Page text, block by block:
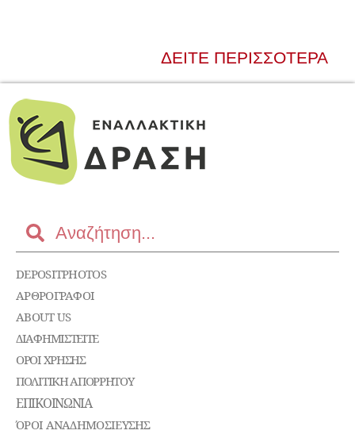
ΔΕΊΤΕ ΠΕΡΙΣΣΌΤΕΡΑ
DEPOSITPHOTOS
ΑΡΘΡΟΓΡΑΦΟΙ
ABOUT US
ΔΙΑΦΗΜΙΣΤΕΊΤΕ
ΌΡΟΙ ΧΡΉΣΗΣ
ΠΟΛΙΤΙΚΉ ΑΠΟΡΡΉΤΟΥ
ΕΠΙΚΟΙΝΩΝΊΑ
ΌΡΟΙ ΑΝΑΔΗΜΟΣΙΕΥΣΗΣ